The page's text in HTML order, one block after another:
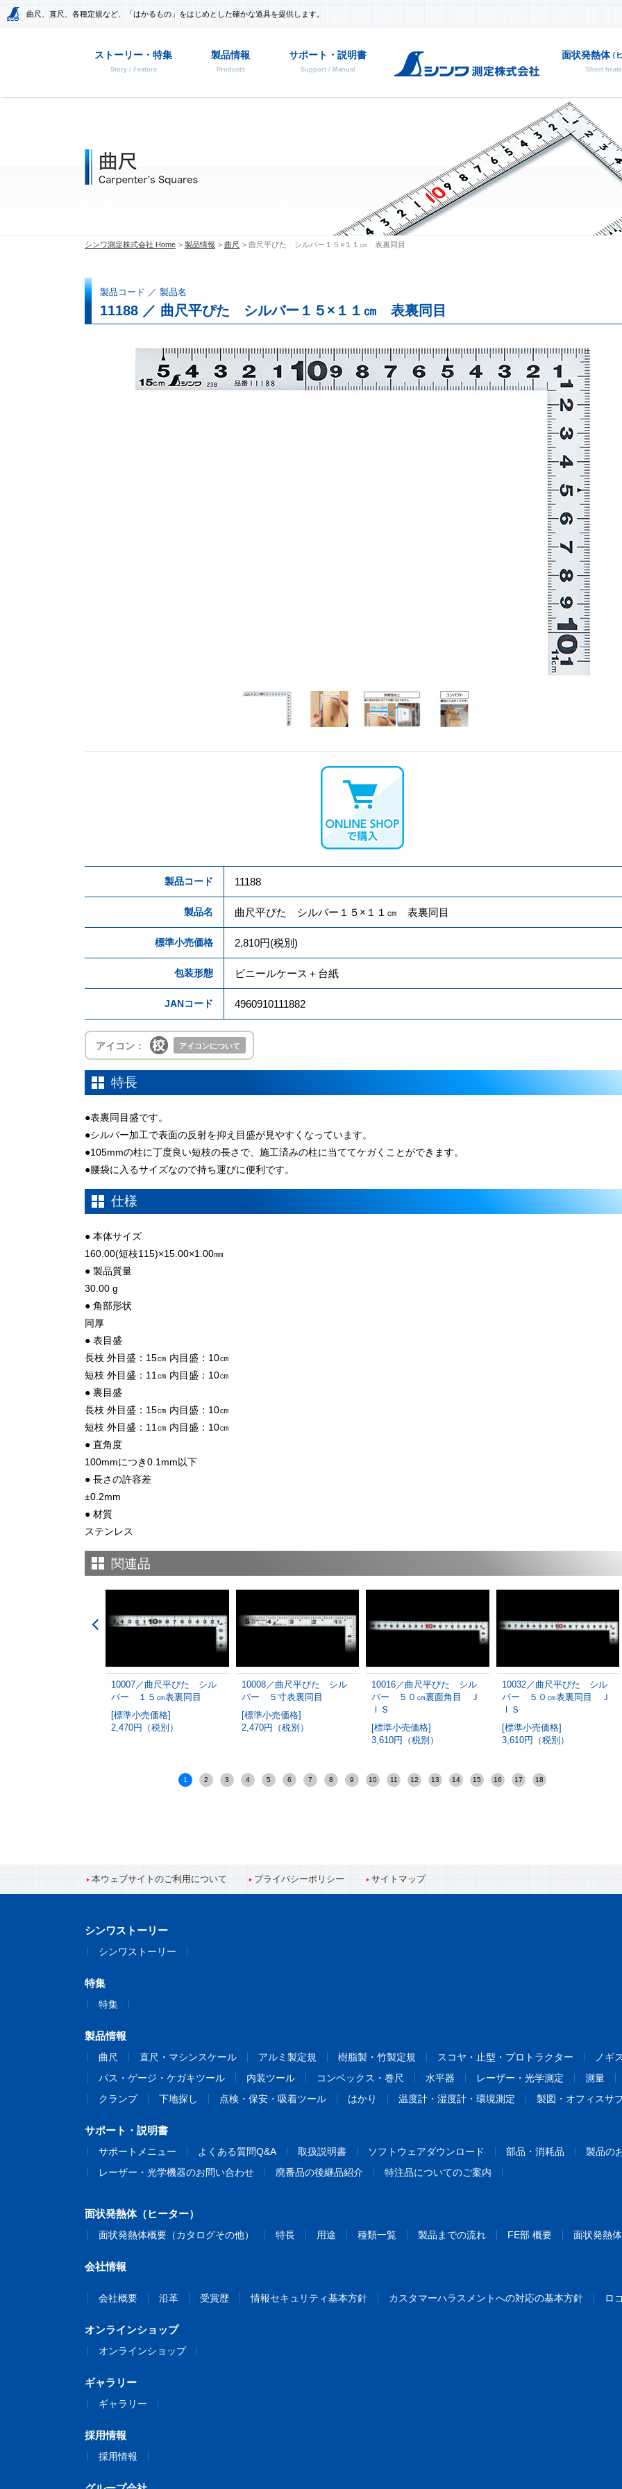
曲尺、直尺、各種定規など、「はかるもの」をはじめとした確かな道具を提供します。
ストーリー・特集
Story / Feature
製品情報
Products
部
廃
ノギス・
点検 保安
吸着ツール
サポート・説明書
Support / Manual
面状発熱体（
Sheet
シンワ測定株式会社 Home 製品情報 曲尺 曲尺平ぴた シルバー１５×１１㎝ 表裏同目
製品コード ／ 製品名
11188 ／ 曲尺平ぴた シルバー１５×１１㎝ 表裏同目
製品コード 11188
製品名 曲尺平ぴた シルバー１５×１１㎝ 表裏同目
標準小売価格 2,810円(税別)
包装形態 ビニールケース＋台紙
JANコード 4960910111882
アイコン： アイコンについて
特長
●表裏同目盛です。
●シルバー加工で表面の反射を抑え目盛が見やすくなっています。
●105mmの柱に丁度良い短枝の長さで、施工済みの柱に当ててケガくことができます。
●腰袋に入るサイズなので持ち運びに便利です。
仕様
● 本体サイズ
160.00(短枝115)×15.00×1.00㎜
● 製品質量
30.00 g
● 角部形状
同厚
● 表目盛
長枝 外目盛：15㎝ 内目盛：10㎝
短枝 外目盛：11㎝ 内目盛：10㎝
● 裏目盛
長枝 外目盛：15㎝ 内目盛：10㎝
短枝 外目盛：11㎝ 内目盛：10㎝
● 直角度
100mmにつき0.1mm以下
● 長さの許容差
±0.2mm
● 材質
ステンレス
関連品
10007／曲尺平ぴた シル
バー １５㎝表裏同目
[標準小売価格]
2,470円（税別）
10008／曲尺平ぴた シル
バー ５寸表裏同目
[標準小売価格]
2,470円（税別）
10016／曲尺平ぴた シル
バー ５０㎝裏面角目 Ｊ
ＩＳ
[標準小売価格]
3,610円（税別）
10032／曲尺平ぴた シル
バー ５０㎝表裏同目 Ｊ
ＩＳ
[標準小売価格]
3,610円（税別）
1 2 3 4 5 6 7 8 9 10 11 12 13 14 15 16 17 18
本ウェブサイトのご利用について プライバシーポリシー サイトマップ
シンワストーリー
シンワストーリー
特集
特集
製品情報
曲尺 直尺・マシンスケール アルミ製定規 樹脂製・竹製定規 スコヤ・止型・プロトラクター
ノギ
パス・ゲージ・ケガキツール
内装ツール コンベックス・巻尺 水平器 レーザー・光学測定 測量
クランプ
下地探し 点検・保安・吸着ツール はかり 温度計・湿度計・環境測定 製図・オフィスサ
サポート・説明書
サポートメニュー よくある質問Q&A 取扱説明書 ソフトウェアダウンロード 部品・消耗品
製品の
レーザー・光学機器のお問い合わせ
廃番品の後継品紹介 特注品についてのご案内
面状発熱体（ヒーター）
面状発熱体概要（カタログその他） 特長 用途 種類一覧 製品までの流れ FE部 概要 面状発熱
会社情報
会社概要 沿革 受賞歴 情報セキュリティ基本方針 カスタマーハラスメントへの対応の基本方針 ロ
オンラインショップ
オンラインショップ
ギャラリー
ギャラリー
採用情報
採用情報